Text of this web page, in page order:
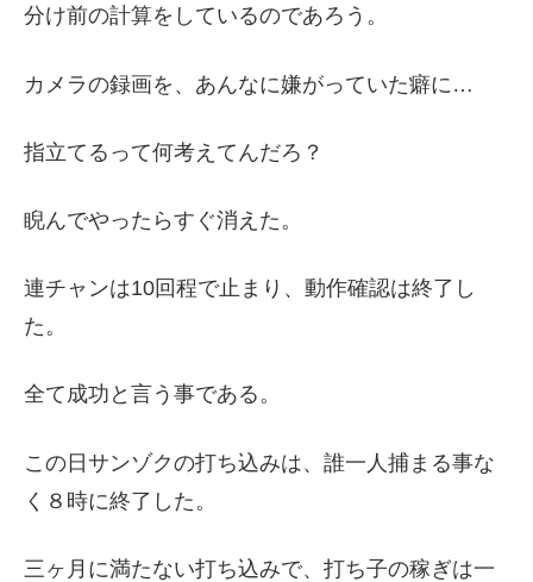
分け前の計算をしているのであろう。
カメラの録画を、あんなに嫌がっていた癖に…
指立てるって何考えてんだろ？
睨んでやったらすぐ消えた。
連チャンは10回程で止まり、動作確認は終了し
た。
全て成功と言う事である。
この日サンゾクの打ち込みは、誰一人捕まる事な
く８時に終了した。
三ヶ月に満たない打ち込みで、打ち子の稼ぎは一